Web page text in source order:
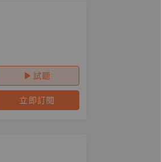
#客語文學作家創作計畫
試聽
立即訂閱